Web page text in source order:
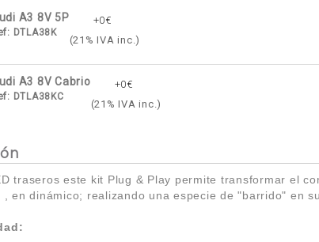
A3 8V 5P
DTLA38K
+0€
(21% IVA inc.)
A3 8V Cabrio
DTLA38KC
+0€
(21% IVA inc.)
traseros este kit Plug & Play permite transformar el
, en dinámico; realizando una especie de "barrido" en